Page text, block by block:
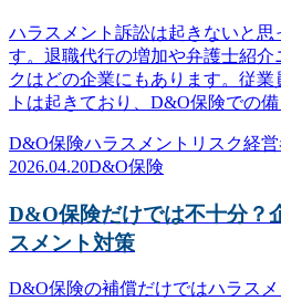
ハラスメント訴訟は起きないと
す。退職代行の増加や弁護士紹
クはどの企業にもあります。従
トは起きており、D&O保険での
D&O保険ハラスメント リスク経
2026.04.20D&O保険
D&O保険だけでは不十分？
スメント対策
D&O保険の補償だけではハラス